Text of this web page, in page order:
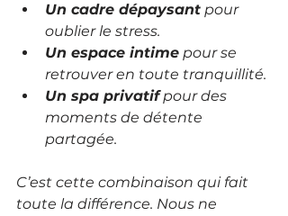
Un cadre dépaysant pour
oublier le stress.
Un espace intime pour se
retrouver en toute tranquillité.
Un spa privatif pour des
moments de détente
partagée.
C’est cette combinaison qui fait
toute la différence. Nous ne